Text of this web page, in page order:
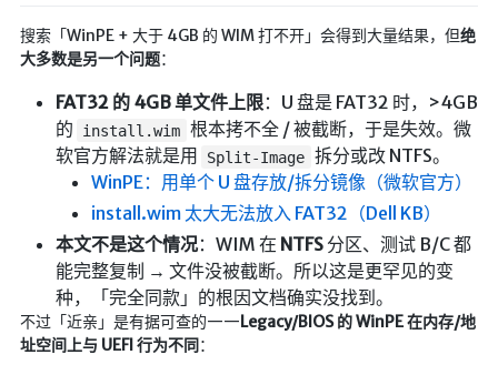
搜索「WinPE + 大于 4GB 的 WIM 打不开」会得到大量结果，但绝
大多数是另一个问题：
FAT32 的 4GB 单文件上限：U 盘是 FAT32 时，>4GB
的
install.wim 根本拷不全 / 被截断，于是失效。微
软官方解法就是用
Split-Image 拆分或改 NTFS。
WinPE：用单个 U 盘存放/拆分镜像（微软官方）
install.wim 太大无法放入 FAT32（Dell KB）
本文不是这个情况：WIM 在 NTFS分区、测试 B/C 都
能完整复制 → 文件没被截断。所以这是更罕见的变
种，「完全同款」的根因文档确实没找到。
不过「近亲」是有据可查的—— Legacy/BIOS 的 WinPE 在内存/地
址空间上与 UEFI 行为不同 ：
技术
文章
⌛时光轴
🎅登录
隐私政策
仓库
音乐解析 半成品
低价开会员